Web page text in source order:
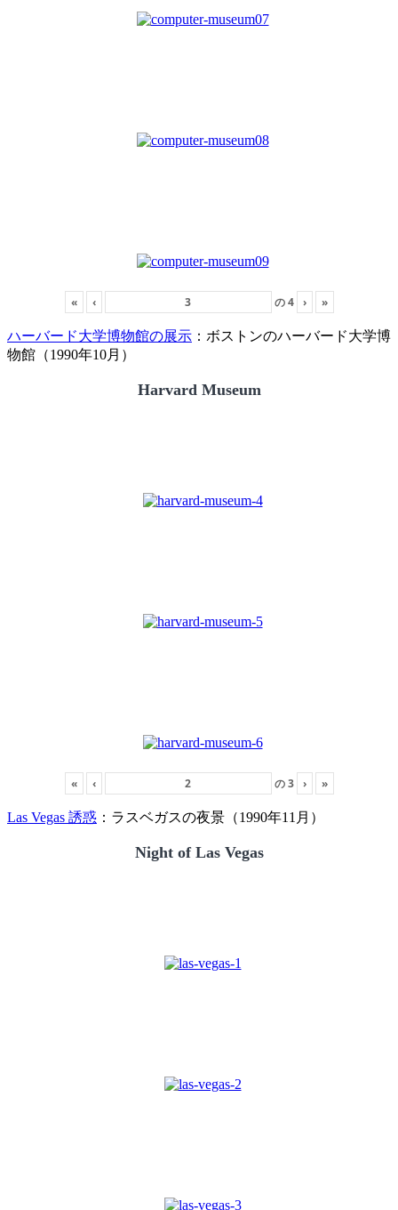
« ‹ の4 › »
ハーバード大学博物館の展示 ：ボストンのハーバード大学博
物館（1990年10月）
Harvard Museum
« ‹ の3 › »
Las Vegas 誘惑 ：ラスベガスの夜景（1990年11月）
Night of Las Vegas